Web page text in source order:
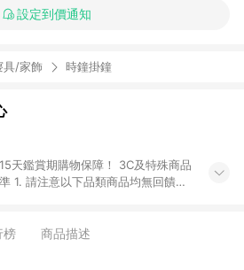
設定到價通知
具/家飾 時鐘掛鐘
天鑑賞期購物保障！ 3C及特殊商品
：
立得 [2024/6/1起適用] -內接硬
榜 商品描述